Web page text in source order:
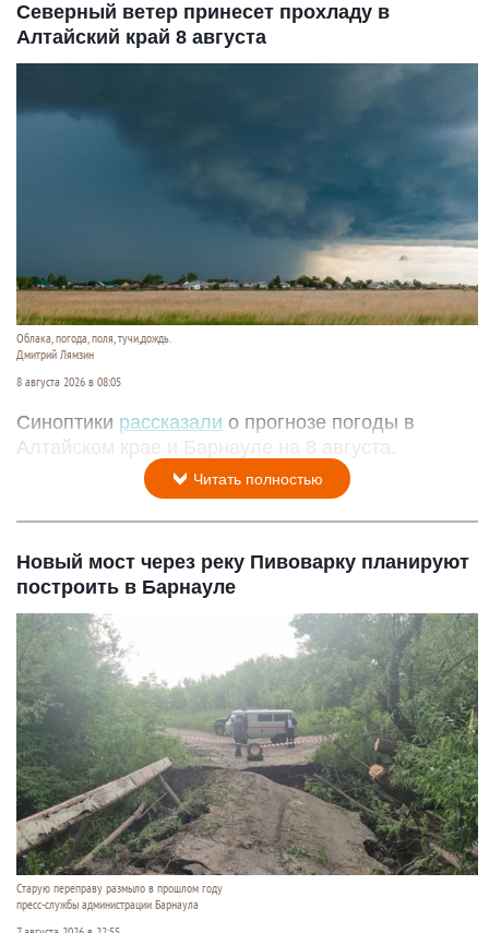
Северный ветер принесет прохладу в
Алтайский край 8 августа
Облака, погода, поля, тучи,дождь.
Дмитрий Лямзин
8 августа 2026 в 08:05
Синоптики рассказали о прогнозе погоды в
Алтайском крае и Барнауле на 8 августа.
Читать полностью
Новый мост через реку Пивоварку планируют
построить в Барнауле
Старую переправу размыло в прошлом году
пресс-службы администрации Барнаула